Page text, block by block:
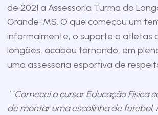
de 2021 a Assessoria Turma do
Grande-MS. O que começou um
informalmente, o suporte a atletas
longões, acabou tornando, em
uma assessoria esportiva de
´´Comecei a cursar Educação Física
de montar uma escolinha de futebol.